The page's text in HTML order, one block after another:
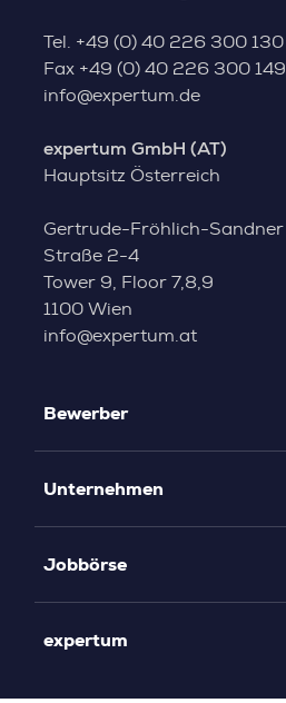
Tel. +49 (0) 40 226 300 130
Fax +49 (0) 40 226 300 149
info@expertum.de
expertum GmbH (AT)
Hauptsitz Österreich
Gertrude-Fröhlich-Sandner
Straße 2-4
Tower 9, Floor 7,8,9
1100 Wien
info@expertum.at
Bewerber
Unternehmen
Jobbörse
expertum